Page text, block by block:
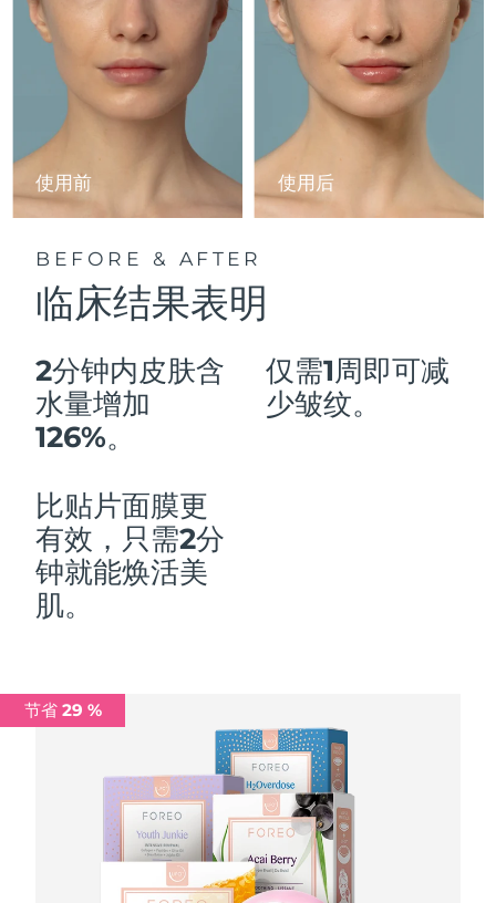
使用前 使用后
BEFORE & AFTER
临床结果表明
2分钟内皮肤含
水量增加
126%。
仅需1周即可减
少皱纹。
比贴片面膜更
有效，只需2分
钟就能焕活美
肌。
节省 29 %
全部购买
FOREO APP
关于我们
日本 8/11/26
泽西岛 预计送达日期8/13/26
哈萨克斯坦 预计送达日期
科威特 预计送达日期 8/8/26
卢森堡 预计送达日期8/8/26
中国澳门特别行政区
马来西亚
马耳他
墨西哥
荷兰
预计送达日期
预计送达日期
预计送达日期